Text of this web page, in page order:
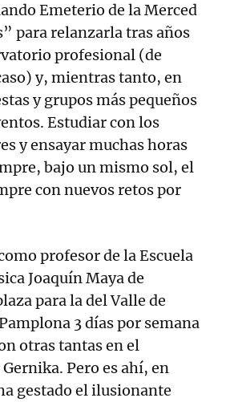
Emeterio de la Merced
para relanzarla tras años
profesional (de
y, mientras tanto, en
y grupos más pequeños
Estudiar con los
y ensayar muchas horas
bajo un mismo sol, el
con nuevos retos por
profesor de la Escuela
Joaquín Maya de
para la del Valle de
3 días por semana
otras tantas en el
Pero es ahí, en
gestado el ilusionante